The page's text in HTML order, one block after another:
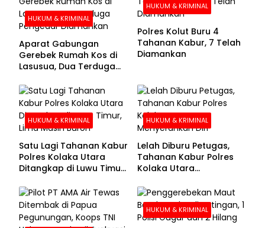
HUKUM & KRIMINAL
Aparat Gabungan
Gerebek Rumah Kos di
Lasusua, Dua Terduga
HUKUM & KRIMINAL
Polres Kolut Buru 4
Tahanan Kabur, 7 Telah
Diamankan
HUKUM & KRIMINAL
Satu Lagi Tahanan Kabur
Polres Kolaka Utara
Ditangkap di Luwu Timur,
HUKUM & KRIMINAL
Lelah Diburu Petugas,
Tahanan Kabur Polres
Kolaka Utara
HUKUM & KRIMINAL